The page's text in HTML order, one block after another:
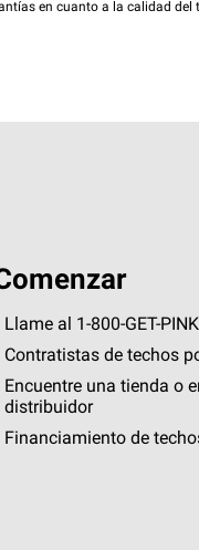
en cuanto a la calidad
Llame al 1-800-GET -
Contratistas de techos
Encuentre una tienda o
distribuidor
Financiamiento de